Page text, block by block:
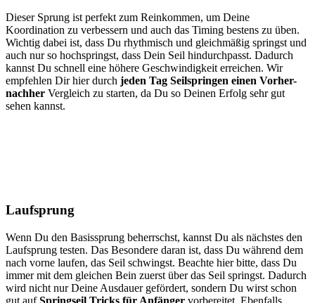
Dieser Sprung ist perfekt zum Reinkommen, um Deine
Koordination zu verbessern und auch das Timing bestens zu üben.
Wichtig dabei ist, dass Du rhythmisch und gleichmäßig springst und
auch nur so hochspringst, dass Dein Seil hindurchpasst. Dadurch
kannst Du schnell eine höhere Geschwindigkeit erreichen. Wir
empfehlen Dir hier durch jeden Tag Seilspringen einen Vorher-
nachher Vergleich zu starten, da Du so Deinen Erfolg sehr gut
sehen kannst.
Laufsprung
Wenn Du den Basissprung beherrschst, kannst Du als nächstes den
Laufsprung testen. Das Besondere daran ist, dass Du während dem
nach vorne laufen, das Seil schwingst. Beachte hier bitte, dass Du
immer mit dem gleichen Bein zuerst über das Seil springst. Dadurch
wird nicht nur Deine Ausdauer gefördert, sondern Du wirst schon